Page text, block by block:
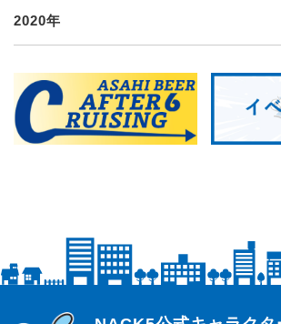
2020年
らじっと君